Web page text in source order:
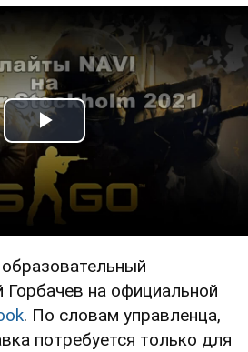
Play Video
Горбачев на официальной
. По словам управленца,
потребуется только для